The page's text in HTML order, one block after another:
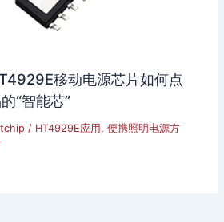
移动电源芯片如何点
“智能芯”
/ HT4929E应用 ,便携照明电源方